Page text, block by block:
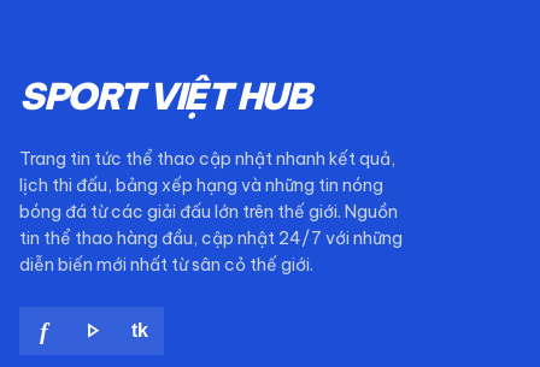
SPORT VIỆT HUB
Trang tin tức thể thao cập nhật nhanh kết quả,
lịch thi đấu, bảng xếp hạng và những tin nóng
bóng đá từ các giải đấu lớn trên thế giới. Nguồn
tin thể thao hàng đầu, cập nhật 24/7 với những
diễn biến mới nhất từ sân cỏ thế giới.
f play_arrow tk